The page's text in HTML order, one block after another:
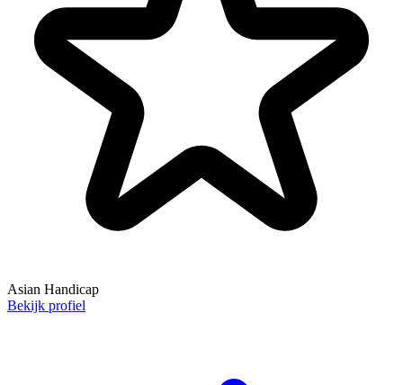
Asian Handicap
Bekijk profiel